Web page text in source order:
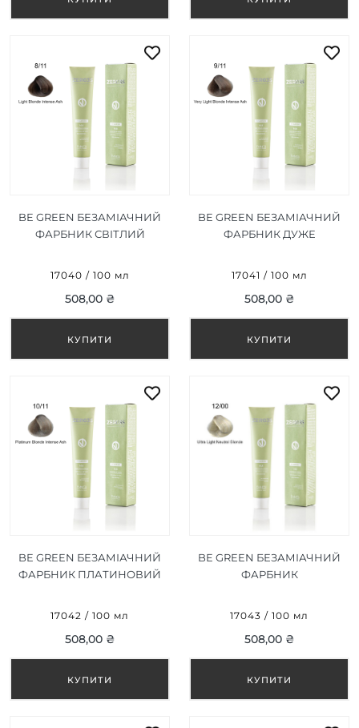
BE GREEN БЕЗАМІАЧНИЙ
ФАРБНИК СВІТЛИЙ
17040 / 100 мл
508,00 ₴
BE GREEN БЕЗАМІАЧНИЙ
ФАРБНИК ДУЖЕ
9/11 100 МЛ
17041 / 100 мл
508,00 ₴
BE GREEN БЕЗАМІАЧНИЙ
ФАРБНИК ПЛАТИНОВИЙ
17042 / 100 мл
508,00 ₴
BE GREEN БЕЗАМІАЧНИЙ
ФАРБНИК
17043 / 100 мл
508,00 ₴